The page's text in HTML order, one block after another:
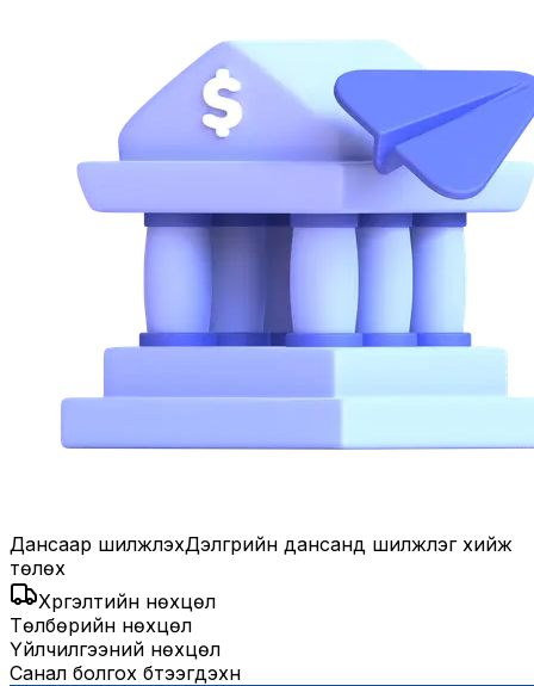
Дансаар шилжүүлэхДэлгүүрийн дансанд шилжүүлэг хийж
төлөх
Хүргэлтийн нөхцөл
Төлбөрийн нөхцөл
Үйлчилгээний нөхцөл
Санал болгох бүтээгдэхүүн